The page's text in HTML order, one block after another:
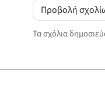
Προβολή
Τα σχόλια